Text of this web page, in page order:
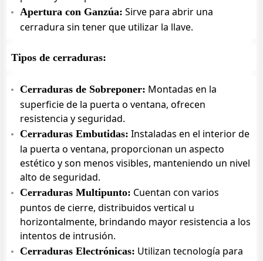
Apertura con Ganzúa: Sirve para abrir una
cerradura sin tener que utilizar la llave.
Tipos de cerraduras:
Cerraduras de Sobreponer: Montadas en la
superficie de la puerta o ventana, ofrecen
resistencia y seguridad.
Cerraduras Embutidas: Instaladas en el interior de
la puerta o ventana, proporcionan un aspecto
estético y son menos visibles, manteniendo un nivel
alto de seguridad.
Cerraduras Multipunto: Cuentan con varios
puntos de cierre, distribuidos vertical u
horizontalmente, brindando mayor resistencia a los
intentos de intrusión.
Cerraduras Electrónicas: Utilizan tecnología para